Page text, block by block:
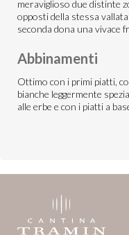
meraviglioso due distinte
opposti della stessa
seconda dona una vivace
Abbinamenti
Ottimo con i primi piatti,
bianche leggermente
alle erbe e con i piatti a